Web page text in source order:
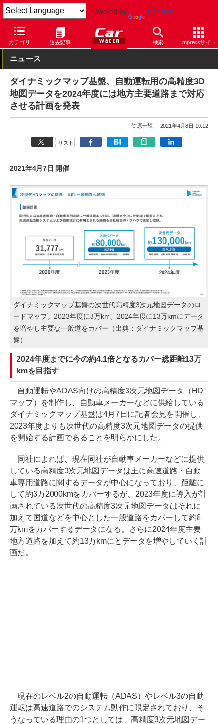
Powered by Translate
カテゴリ 過去記事 検索 Impressサイト
Car Watch 自動車 スカイライン
ニュース
ダイナミックマップ基盤、自動運転用の高精度3D
地図データを2024年度には地方主要道路まで対応
させる計画を発表
笠原一輝 2021年4月8日 10:12
リスト
2021年4月7日 開催
ダイナミックマップ基盤の次世代高精度3次元地図データのロ
ードマップ。2023年度に8万km、2024年度に13万kmにデータ
を増やし主要な一般道をカバー（出典：ダイナミックマップ基
盤）
2024年度までに今の約4.1倍となるカバー総距離13万
kmを目指す
自動運転やADAS向けの高精度3次元地図データ（HD
マップ）を制作し、自動車メーカーなどに供給している
ダイナミックマップ基盤は4月7日に記者会見を開催し、
2023年度よりも次世代の高精度3次元地図データの提供
を開始する計画であることを明らかにした。
同社によれば、現在同社が自動車メーカーなどに提供
している高精度3次元地図データは主に高速道路・自動
車専用道路に関するデータが中心になっており、距離に
して約3万2000kmをカバーするが、2023年度に導入が計
画されている次世代の高精度3次元地図データはそれに
加えて国道などを中心とした一般道路をカバーして約8
万kmをカバーするデータになる。さらに2024年度主要
地方道路を加えて約13万kmにとデータを増やしていく計
画だ。
現在のレベル2の自動運転（ADAS）やレベル3の自動
運転は高速道路でのシステム動作に限定されており、そ
うなっている理由の1つとしては、高精度3次元地図デー